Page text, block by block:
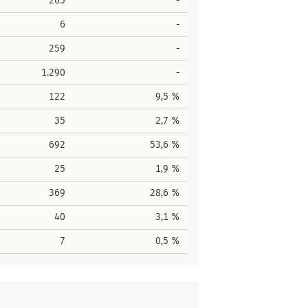
6 -
259 -
1.290 -
122 9,5 %
35 2,7 %
692 53,6 %
25 1,9 %
369 28,6 %
40 3,1 %
7 0,5 %